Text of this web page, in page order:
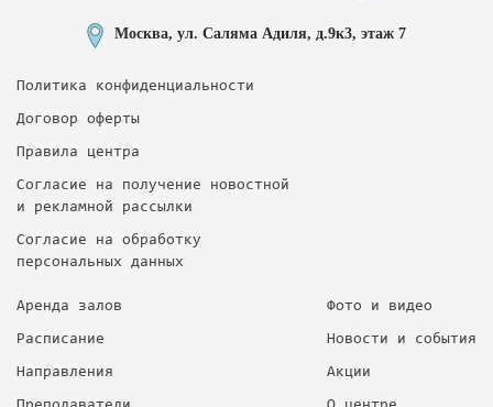
Москва, ул. Саляма Адиля, д.9к3, этаж 7
Политика конфиденциальности
Договор оферты
Правила центра
Согласие на получение новостной
и рекламной рассылки
Согласие на обработку
персональных данных
Аренда залов
Расписание
Направления
Фото и видео
Новости и события
Акции